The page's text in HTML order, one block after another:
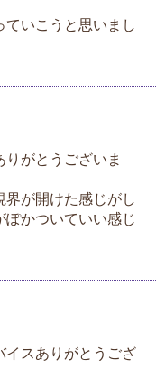
いこうと思いまし
がとうございま
が開けた感じがし
かついていい感じ
イスありがとうござ